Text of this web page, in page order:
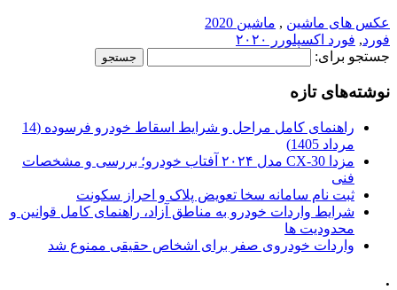
عکس های ماشین , ماشین 2020
فورد, فورد اکسپلورر ۲۰۲۰
جستجو برای:
نوشته‌های تازه
راهنمای کامل مراحل و شرایط اسقاط خودرو فرسوده (14
مرداد 1405)
مزدا CX-30 مدل ۲۰۲۴ آفتاب خودرو؛ بررسی و مشخصات
فنی
ثبت نام سامانه سخا تعویض پلاک و احراز سکونت
شرایط واردات خودرو به مناطق آزاد، راهنمای کامل قوانین و
محدودیت ها
واردات خودروی صفر برای اشخاص حقیقی ممنوع شد
.